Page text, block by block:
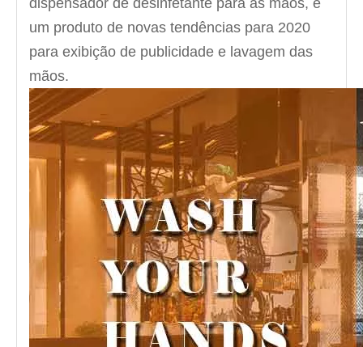
dispensador de desinfetante para as mãos, é
um produto de novas tendências para 2020
para exibição de publicidade e lavagem das
mãos.